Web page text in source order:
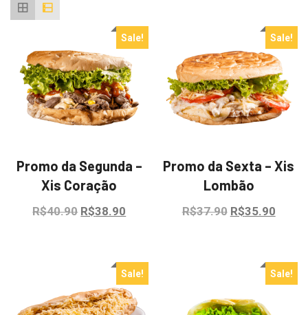
Sale!
Promo da Segunda –
Xis Coração
R$40.90 Original
R$40.90.
R$38.90
R$38.90.
Sale!
Promo da Sexta – Xis
Lombão
R$37.90 Original
R$37.90.
R$35.90
Sale! Sale!